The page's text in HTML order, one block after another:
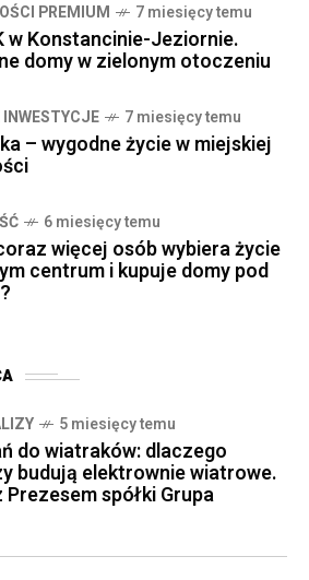
PREMIUM 7 miesięcy temu
w Konstancinie-Jeziornie.
domy w zielonym otoczeniu
7 miesięcy temu
– wygodne życie w miejskiej
6 miesięcy temu
więcej osób wybiera życie
centrum i kupuje domy pod
5 miesięcy temu
do wiatraków: dlaczego
budują elektrownie wiatrowe.
spółki Grupa